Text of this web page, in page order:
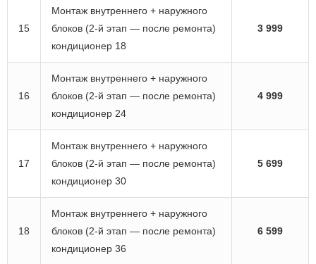
15
Монтаж внутреннего + наружного
блоков (2-й этап — после ремонта)
кондиционер 18
3 999
16
Монтаж внутреннего + наружного
блоков (2-й этап — после ремонта)
кондиционер 24
4 999
17
Монтаж внутреннего + наружного
блоков (2-й этап — после ремонта)
кондиционер 30
5 699
18
Монтаж внутреннего + наружного
блоков (2-й этап — после ремонта)
кондиционер 36
6 599